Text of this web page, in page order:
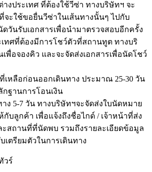
งประเทศ ที่ต้องใช้วีซ่า ทางบริษัทฯ จะ
ะใช้ขอยื่นวีซ่าในเส้นทางนั้นๆ ไปกับ
ดวันรับเอกสารเพื่อนำมาตรวจสอบอีกครั้ง
ทศที่ต้องมีการโชว์ตัวที่สถานทูต ทางบริ
พื่อจองคิว และจะจัดส่งเอกสารเพื่อนัดโชว์
เหลือก่อนออกเดินทาง ประมาณ 25-30 วัน
ฐานการโอนเงิน
ง 5-7 วัน ทางบริษัทฯจะจัดส่งใบนัดหมาย
กับลูกค้า เพื่อแจ้งถึงชื่อไกด์ / เจ้าหน้าที่ส่ง
ะสถานที่ที่นัดพบ รวมถึงรายละเอียดข้อมูล
ตรียมตัวในการเดินทาง